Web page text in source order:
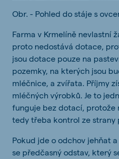
Obr. - Pohled do stáje s
Farma v Krmelíně nevlastní
proto nedostává dotace,
jsou dotace pouze na
pozemky, na kterých jsou
mléčnice, a zvířata. Příjmy
mléčných výrobků. Je to
funguje bez dotací, protože
tedy třeba kontrol ze strany
Pokud jde o odchov jehňat
se předčasný odstav, který